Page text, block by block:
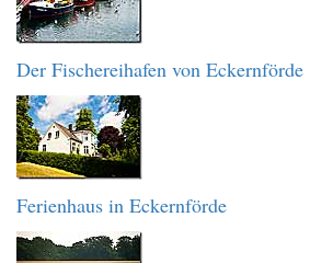
Der Fischereihafen von Eckernförde
Ferienhaus in Eckernförde